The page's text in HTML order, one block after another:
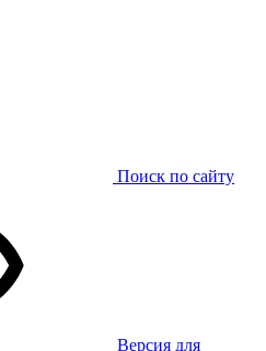
Поиск по сайту
Версия для